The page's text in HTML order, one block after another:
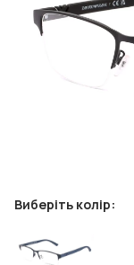
Виберіть колір: